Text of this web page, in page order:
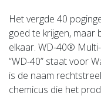
Het vergde 40
goed te krijgen, maar
elkaar. WD-40®
“WD-40” staat voor
is de naam
chemicus die het